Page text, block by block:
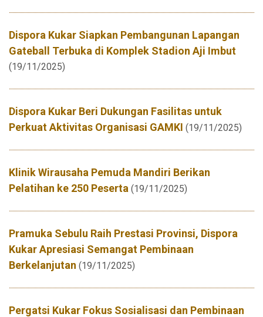
Dispora Kukar Siapkan Pembangunan Lapangan
Gateball Terbuka di Komplek Stadion Aji Imbut
(19/11/2025)
Dispora Kukar Beri Dukungan Fasilitas untuk
Perkuat Aktivitas Organisasi GAMKI (19/11/2025)
Klinik Wirausaha Pemuda Mandiri Berikan
Pelatihan ke 250 Peserta (19/11/2025)
Pramuka Sebulu Raih Prestasi Provinsi, Dispora
Kukar Apresiasi Semangat Pembinaan
Berkelanjutan (19/11/2025)
Pergatsi Kukar Fokus Sosialisasi dan Pembinaan